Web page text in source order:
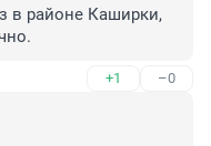
все "черным"
что "так
в районе Каширки,
+1 –0